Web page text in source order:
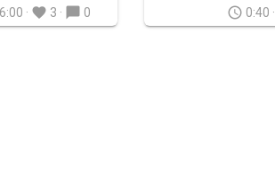
6:00 · favorite 3 · chat_bubble 0 schedule 0:40 ·